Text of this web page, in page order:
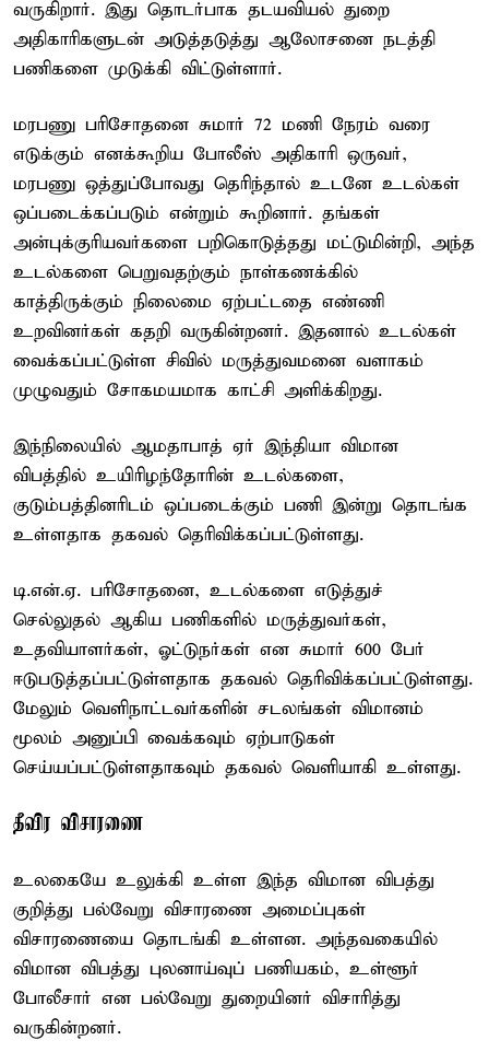
வருகிறார். இது தொடர்பாக தடயவியல் துறை
அதிகாரிகளுடன் அடுத்தடுத்து ஆலோசனை நடத்தி
பணிகளை முடுக்கி விட்டுள்ளார்.
மரபணு பரிசோதனை சுமார் 72 மணி நேரம் வரை
எடுக்கும் எனக்கூறிய போலீஸ் அதிகாரி ஒருவர்,
மரபணு ஒத்துப்போவது தெரிந்தால் உடனே உடல்கள்
ஒப்படைக்கப்படும் என்றும் கூறினார். தங்கள்
அன்புக்குரியவர்களை பறிகொடுத்தது மட்டுமின்றி, அந்த
உடல்களை பெறுவதற்கும் நாள்கணக்கில்
காத்திருக்கும் நிலைமை ஏற்பட்டதை எண்ணி
உறவினர்கள் கதறி வருகின்றனர். இதனால் உடல்கள்
வைக்கப்பட்டுள்ள சிவில் மருத்துவமனை வளாகம்
முழுவதும் சோகமயமாக காட்சி அளிக்கிறது.
இந்நிலையில் ஆமதாபாத் ஏர் இந்தியா விமான
விபத்தில் உயிரிழந்தோரின் உடல்களை,
குடும்பத்தினரிடம் ஒப்படைக்கும் பணி இன்று தொடங்க
உள்ளதாக தகவல் தெரிவிக்கப்பட்டுள்ளது.
டி.என்.ஏ. பரிசோதனை, உடல்களை எடுத்துச்
செல்லுதல் ஆகிய பணிகளில் மருத்துவர்கள்,
உதவியாளர்கள், ஓட்டுநர்கள் என சுமார் 600 பேர்
ஈடுபடுத்தப்பட்டுள்ளதாக தகவல் தெரிவிக்கப்பட்டுள்ளது.
மேலும் வெளிநாட்டவர்களின் சடலங்கள் விமானம்
மூலம் அனுப்பி வைக்கவும் ஏற்பாடுகள்
செய்யப்பட்டுள்ளதாகவும் தகவல் வெளியாகி உள்ளது.
தீவிர விசாரணை
உலகையே உலுக்கி உள்ள இந்த விமான விபத்து
குறித்து பல்வேறு விசாரணை அமைப்புகள்
விசாரணையை தொடங்கி உள்ளன. அந்தவகையில்
விமான விபத்து புலனாய்வுப் பணியகம், உள்ளூர்
போலீசார் என பல்வேறு துறையினர் விசாரித்து
வருகின்றனர்.